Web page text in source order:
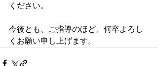
ください。
今後とも、ご指導のほど、何卒よろし
くお願い申し上げます。